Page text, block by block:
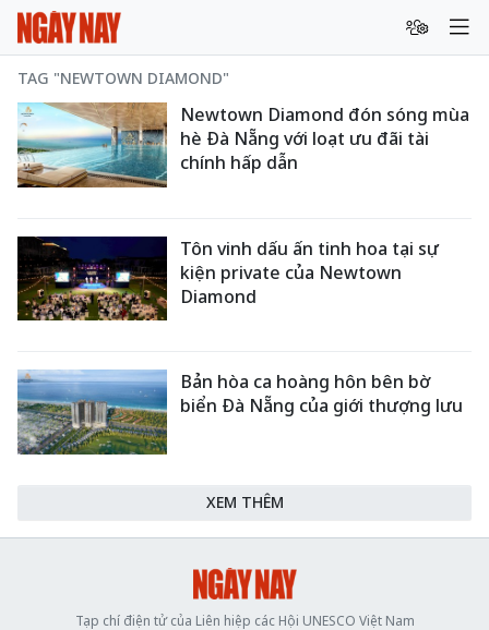
TAG "NEWTOWN DIAMOND"
Newtown Diamond đón sóng mùa
hè Đà Nẵng với loạt ưu đãi tài
chính hấp dẫn
Tôn vinh dấu ấn tinh hoa tại sự
kiện private của Newtown
Diamond
Bản hòa ca hoàng hôn bên bờ
biển Đà Nẵng của giới thượng lưu
XEM THÊM
Tạp chí điện tử của Liên hiệp các Hội UNESCO Việt Nam